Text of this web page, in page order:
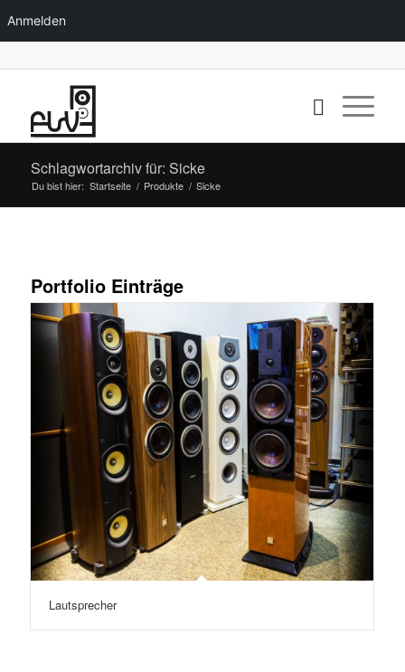
Anmelden
Schlagwortarchiv für: Sicke
Du bist hier: Startseite / Produkte / Sicke
Portfolio Einträge
Lautsprecher